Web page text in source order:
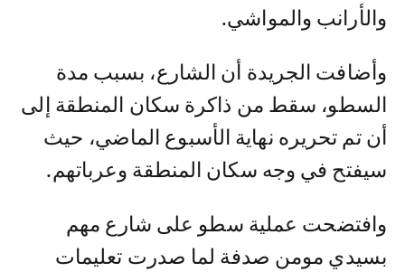
والأرانب والمواشي.
وأضافت الجريدة أن الشارع، بسبب مدة
السطو، سقط من ذاكرة سكان المنطقة إلى
أن تم تحريره نهاية الأسبوع الماضي، حيث
سيفتح في وجه سكان المنطقة وعرباتهم.
وافتضحت عملية سطو على شارع مهم
بسيدي مومن صدفة لما صدرت تعليمات